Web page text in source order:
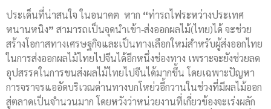
ประเด็นที่น่าสนใจ ในอนาคต หาก “ท่ารถไฟระหว่างประเทศ
หนานหนิง” สามารถเป็นจุดนำเข้า-ส่งออกผลไม้(ไทย)ได้ จะช่วย
สร้างโอกาสทางเศรษฐกิจและเป็นทางเลือกใหม่สำหรับผู้ส่งออกไทย
ในการส่งออกผลไม้ไทยไปจีนได้อีกหนึ่งช่องทาง เพราะจะยังช่วยลด
อุปสรรคในการขนส่งผลไม้ไทยไปจีนได้มากขึ้น โดยเฉพาะปัญหา
การจราจรแออัดบริเวณด่านทางบกโหย่วอี้กวานในช่วงที่มีผลไม้ออก
สู่ตลาดเป็นจำนวนมาก โดยหวังว่าหน่วยงานที่เกี่ยวข้องจะเร่งผลัก